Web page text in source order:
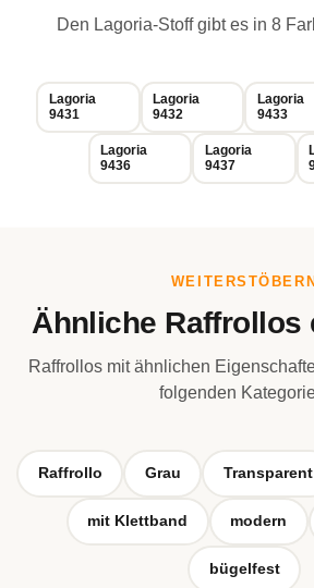
Den Lagoria-Stoff gibt es in 8
Lagoria
9431
Lagoria
9432
Lagoria
9433
Lagoria
9436
Lagoria
9437
Ähnliche Raffrollos
Raffrollos mit ähnlichen
folgenden
Raffrollo Grau Transparent
mit Klettband modern
bügelfest